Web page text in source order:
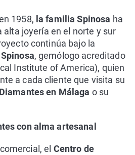
1958, la familia Spinosa ha
alta joyería en el norte y sur
continúa bajo la
, gemólogo acreditado
Institute of America), quien
a cada cliente que visita su
en Málaga o su
con alma artesanal
el Centro de